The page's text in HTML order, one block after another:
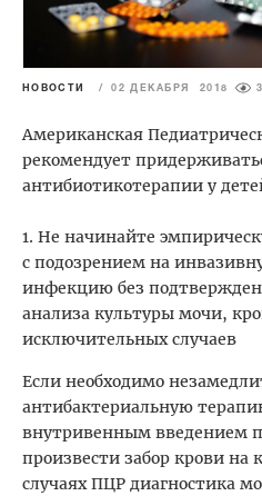
НОВОСТИ / 02 ДЕКАБРЯ 2018
Американская
рекомендует
антибиотикотерапии у
1. Не начинайте
с подозрением на
инфекцию без
анализа культуры мочи,
исключительных случаев
Если необходимо
антибактериальную
внутривенным введением
произвести забор крови на
случаях ПЦР диагностика